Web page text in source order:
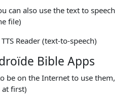
can also use the text to speech
file)
TTS Reader (text-to-speech)
Bible Apps
be on the Internet to use them,
first)